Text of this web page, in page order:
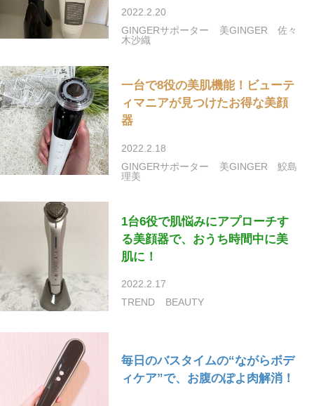
2022.2.20
GINGERサポーター
美GINGER
佐々
木沙織
一台で8役の美肌機能！ビューテ
ィマニアが見つけたお得な美顔
器
2022.2.18
GINGERサポーター
美GINGER
鮫島
理美
1台6役で肌悩みにアプローチす
る美顔器で、おうち時間中に美
肌に！
2022.2.17
TREND
BEAUTY
毎日のバスタイムの“ながらボデ
ィケア”で、お腹のぽよ肉解消！